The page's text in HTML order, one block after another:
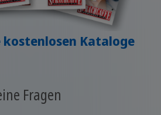
kostenlosen Kataloge
Fragen